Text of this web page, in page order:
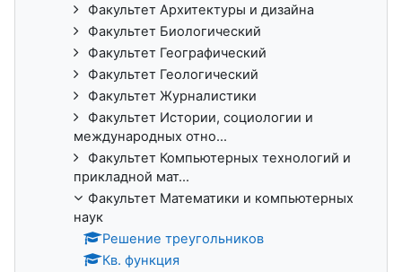
Факультет Архитектуры и дизайна
Факультет Биологический
Факультет Географический
Факультет Геологический
Факультет Журналистики
Факультет Истории, социологии и
международных отно...
Факультет Компьютерных технологий и
прикладной мат...
Факультет Математики и компьютерных
наук
Решение треугольников
Кв. функция